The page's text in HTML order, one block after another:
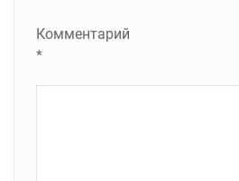
Комментарий
*